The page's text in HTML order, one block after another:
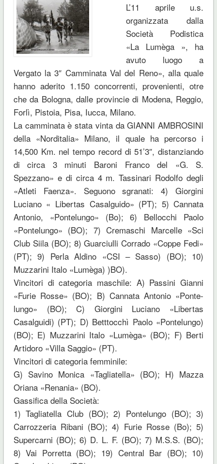
L’11 aprile u.s.
organizzata dalla
Società Podistica
«La Lumèga », ha
avuto luogo a
Vergato la 3″ Camminata Val del Reno», alla quale
hanno aderito 1.150 concorrenti, provenienti, otre
che da Bologna, dalle provincie di Modena, Reggio,
Forlì, Pistoia, Pisa, Iucca, Milano.
La camminata è stata vinta da GIANNI AMBROSINI
della «Norditalia» Milano, il quale ha percorso i
14,500 Km. nel tempo record di 51’3″, distanziando
di circa 3 minuti Baroni Franco del «G. S.
Spezzano» e di circa 4 m. Tassinari Rodolfo degli
«Atleti Faenza». Seguono sgranati: 4) Giorgini
Luciano « Libertas Casalguido» (PT); 5) Cannata
Antonio, «Pontelungo» (Bo); 6) Bellocchi Paolo
«Pontelungo» (BO); 7) Cremaschi Marcelle «Sci
Club Siila (BO); 8) Guarciulli Corrado «Coppe Fedi»
(PT); 9) Perla Aldino «CSI – Sasso) (BO); 10)
Muzzarini Italo «Lumèga) )BO).
Vincitori di categoria maschile: A) Passini Gianni
«Furie Rosse» (BO); B) Cannata Antonio «Ponte-
lungo» (BO); C) Giorgini Luciano «Libertas
Casalguidi) (PT); D) Betttocchì Paolo «Pontelungo)
(BO); E) Muzzarini Italo «Lumèga» (BO); F) Berti
Artidoro «Villa Saggio» (PT).
Vincitori di categoria femminile:
G) Savino Monica «Tagliatella» (BO); H) Mazza
Oriana «Renania» (BO).
Gassifica della Società:
1) Tagliatella Club (BO); 2) Pontelungo (BO); 3)
Carrozzeria Ribani (BO); 4) Furie Rosse (Bo); 5)
Supercarni (BO); 6) D. L. F. (BO); 7) M.S.S. (BO);
8) Vai Porretta (BO); 19) Central Bar (BO); 10)